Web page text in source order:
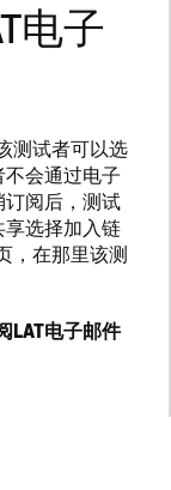
电子
测试者可以选
不会通过电子
订阅后，测试
享选择加入链
，在那里该测
LAT电子邮件
标，然后选择